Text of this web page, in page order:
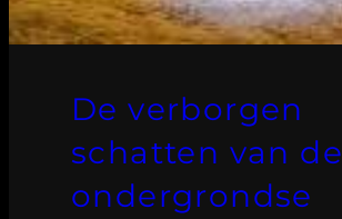
De verborgen
schatten van de
ondergrondse